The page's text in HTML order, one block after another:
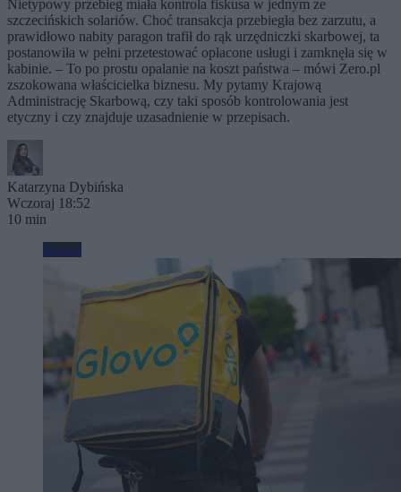
Nietypowy przebieg miała kontrola fiskusa w jednym ze
szczecińskich solariów. Choć transakcja przebiegła bez zarzutu, a
prawidłowo nabity paragon trafił do rąk urzędniczki skarbowej, ta
postanowiła w pełni przetestować opłacone usługi i zamknęła się w
kabinie. – To po prostu opalanie na koszt państwa – mówi Zero.pl
zszokowana właścicielka biznesu. My pytamy Krajową
Administrację Skarbową, czy taki sposób kontrolowania jest
etyczny i czy znajduje uzasadnienie w przepisach.
Katarzyna Dybińska
Wczoraj 18:52
10 min
Biznes